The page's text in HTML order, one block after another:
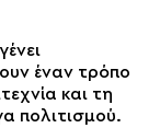
έναν τρόπο
και τη
πολιτισμού.